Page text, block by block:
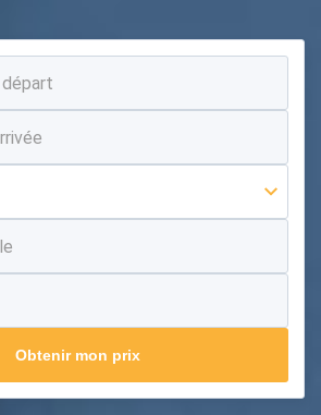
Obtenir mon prix